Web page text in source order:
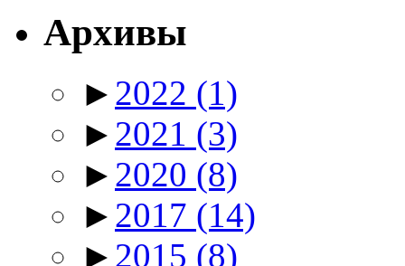
Архивы
► 2022 (1)
► 2021 (3)
► 2020 (8)
► 2017 (14)
► 2015 (8)